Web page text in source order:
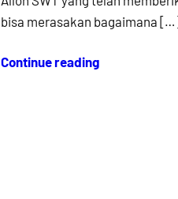
bisa merasakan bagaimana
Continue reading